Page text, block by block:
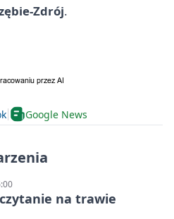
Zdrój.
Google News
na trawie